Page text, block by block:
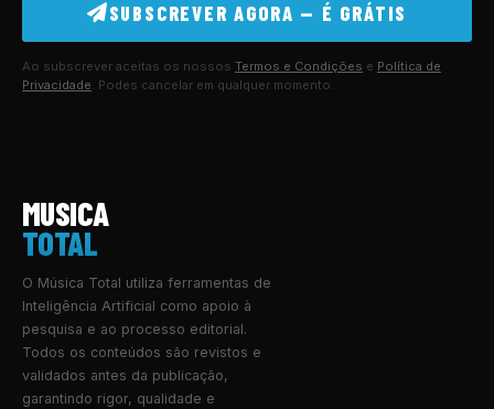
SUBSCREVER AGORA — É GRÁTIS
Ao subscrever aceitas os nossos Termos e Condições e Política de
Privacidade. Podes cancelar em qualquer momento.
MUSICA
TOTAL
O Música Total utiliza ferramentas de
Inteligência Artificial como apoio à
pesquisa e ao processo editorial.
Todos os conteúdos são revistos e
validados antes da publicação,
garantindo rigor, qualidade e